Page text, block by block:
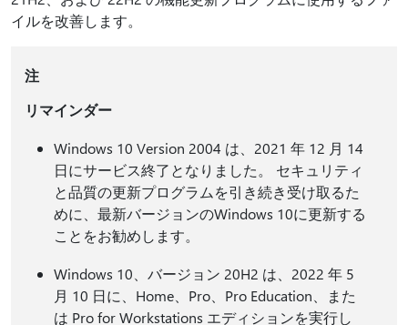
イルを改善します。
注
リマインダー
Windows 10 Version 2004 は、2021 年 12 月 14
日にサービス終了となりました。 セキュリティ
と品質の更新プログラムを引き続き受け取るた
めに、最新バージョンのWindows 10に更新する
ことをお勧めします。
Windows 10、バージョン 20H2 は、2022 年 5
月 10 日に、Home、Pro、Pro Education、また
は Pro for Workstations エディションを実行し